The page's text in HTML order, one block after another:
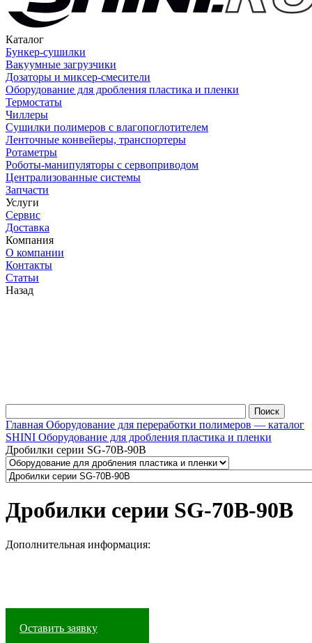
Каталог
Бункер-сушилки
Вакуумные загрузчики
Дозаторы и миксер-смесители
Оборудование для дробления пластика и пленки
Термостаты
Чиллеры
Сушилки полимеров с влагопоглотителем
Ленточные конвейеры, транспортеры
Ротаметры
Роботы-манипуляторы с сервоприводом
Централизованные системы
Запчасти
Услуги
Сервис
Доставка
Компания
О компании
Контакты
Статьи
Назад
Главная Оборудование для переработки полимеров — каталог
SHINI Оборудование для дробления пластика и пленки
Дробилки серии SG-70B-90B
Дробилки серии SG-70B-90B
Дополнительная информация:
Оставить заявку